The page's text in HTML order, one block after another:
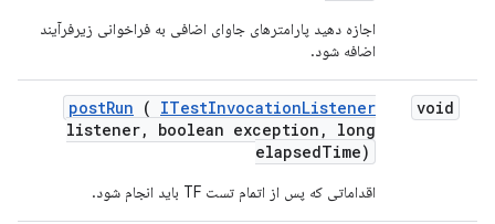
اجازه دهید پارامترهای جاوای اضافی به فراخوانی زیرفرآیند
اضافه شود.
void
postRun ( ITestInvocationListener
listener, boolean exception ,
long
elapsedTime)
اقداماتی که پس از اتمام تست TF باید انجام شود.